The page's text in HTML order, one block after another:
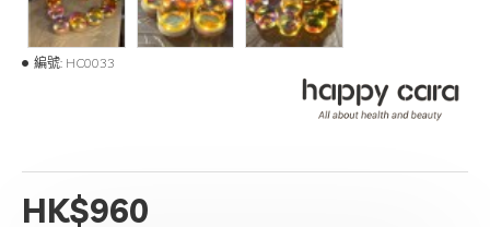
HK$960
編號: HC0033